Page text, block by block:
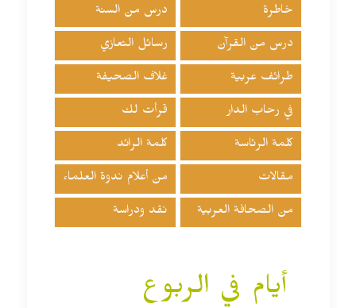
خاطرة درس من السنة
درس من القرآن رسائل التعازي
طرائف عربية غلاف الصحيفة
في رحاب الدار قرأت لك
كلمة الرئاسة كلمة الرائد
مقالات من أعلام ندوة العلماء
من الصحافة العربية نقد ودراسة
أيام في الربوع